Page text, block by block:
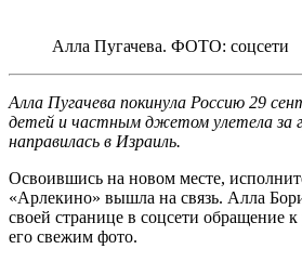
Алла Пугачева. ФОТО: соцсети
Алла Пугачева покинула Россию 29
детей и частным джетом улетела за
направилась в Израиль.
Освоившись на новом месте,
«Арлекино» вышла на связь. Алла
своей странице в соцсети обращение
его свежим фото.